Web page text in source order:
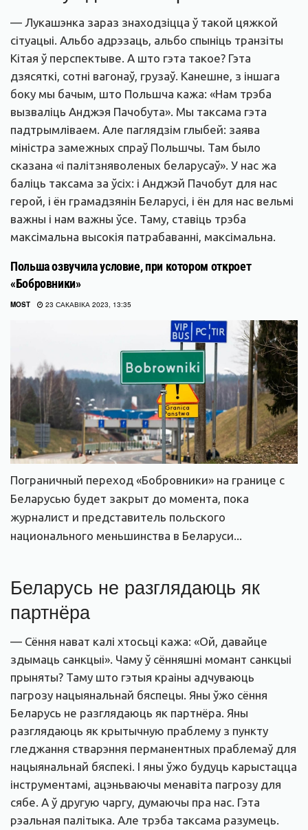
— Лукашэнка зараз знаходзіцца ў такой цяжкой
сітуацыі. Альбо адрэзаць, альбо спыніць транзіты
Кітая ў перспектыве. А што гэта такое? Гэта
дзясяткі, сотні вагонаў, грузаў. Канешне, з іншага
боку мы бачым, што Польшча кажа: «Нам трэба
вызваліць Анджэя Пачобута». Мы таксама гэта
падтрымліваем. Але паглядзім глыбей: заява
міністра замежных спраў Польшчы. Там было
сказана «і палітзняволеных беларусаў». У нас жа
баліць таксама за ўсіх: і Анджэй Пачобут для нас
герой, і ён грамадзянін Беларусі, і ён для нас вельмі
важны і нам важны ўсе. Таму, ставіць трэба
максімальна высокія патрабаванні, максімальна.
Польша озвучила условие, при котором откроет
«Бобровники»
MOST 23 САКАВІКА 2023, 13:35
Пограничный переход «Бобровники» на границе с
Беларусью будет закрыт до момента, пока
журналист и представитель польского
национального меньшинства в Беларуси...
Беларусь не разглядаюць як
партнёра
— Сёння нават калі хтосьці кажа: «Ой, давайце
здымаць санкцыі». Чаму ў сённяшні момант санкцыі
прыняты? Таму што гэтыя краіны адчуваюць
пагрозу нацыянальнай бяспецы. Яны ўжо сёння
Беларусь не разглядаюць як партнёра. Яны
разглядаюць як крытычную праблему з пункту
гледжання стварэння перманентных праблемаў для
нацыянальнай бяспекі. І яны ўжо будуць карыстацца
інструментамі, ацэньваючы менавіта пагрозу для
сябе. А ў другую чаргу, думаючы пра нас. Гэта
рэальная палітыка. Але трэба таксама разумець.